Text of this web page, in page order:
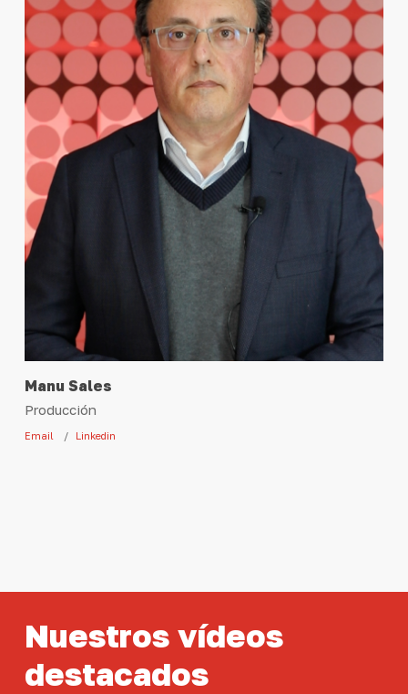
Manu Sales
Producción
Email Linkedin
Nuestros vídeos
destacados